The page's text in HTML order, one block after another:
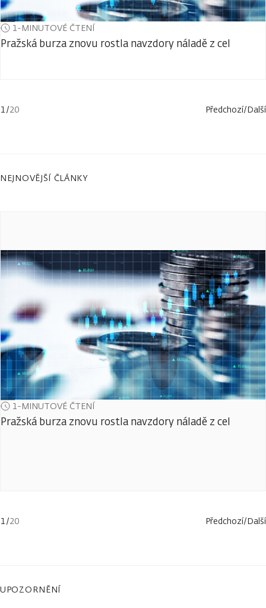
1-MINUTOVÉ ČTENÍ
Pražská burza znovu rostla navzdory náladě z cel
1/20 Předchozí/Další
NEJNOVĚJŠÍ ČLÁNKY
1-MINUTOVÉ ČTENÍ
Pražská burza znovu rostla navzdory náladě z cel
1/20 Předchozí/Další
UPOZORNĚNÍ